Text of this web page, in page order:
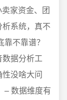
卖家资金、团
系统，真不
不靠谱？
据分析工
没啥大问
– 数据维度有